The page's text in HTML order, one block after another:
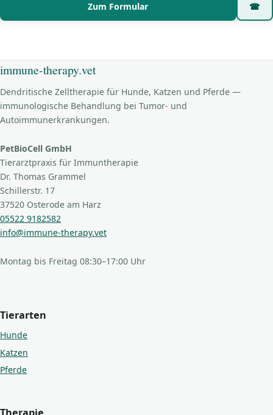
Zum Formular ☎
immune-therapy.vet
Dendritische Zelltherapie für Hunde, Katzen und Pferde —
immunologische Behandlung bei Tumor- und
Autoimmunerkrankungen.
PetBioCell GmbH
Tierarztpraxis für Immuntherapie
Dr. Thomas Grammel
Schillerstr. 17
37520 Osterode am Harz
05522 9182582
info@immune-therapy.vet
Montag bis Freitag 08:30–17:00 Uhr
Tierarten
Hunde
Katzen
Pferde